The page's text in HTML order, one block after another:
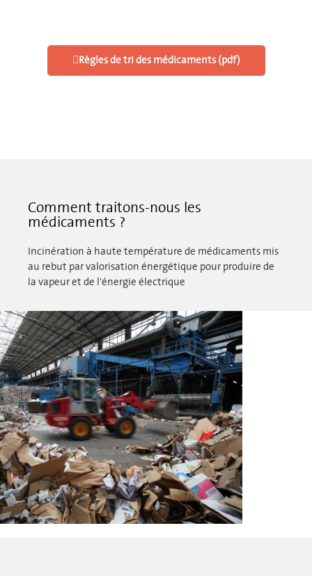
Règles de tri des médicaments (pdf)
Comment traitons-nous les
médicaments ?
Incinération à haute température de médicaments mis
au rebut par valorisation énergétique pour produire de
la vapeur et de l'énergie électrique